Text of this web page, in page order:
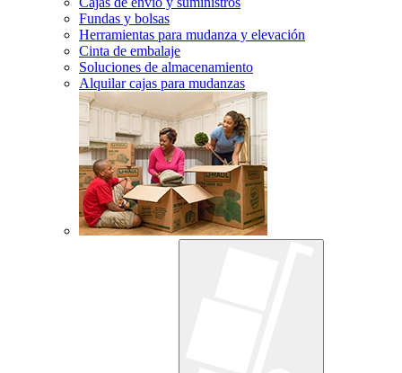
Fundas y bolsas
Herramientas para mudanza y elevación
Cinta de embalaje
Soluciones de almacenamiento
Alquilar cajas para mudanzas